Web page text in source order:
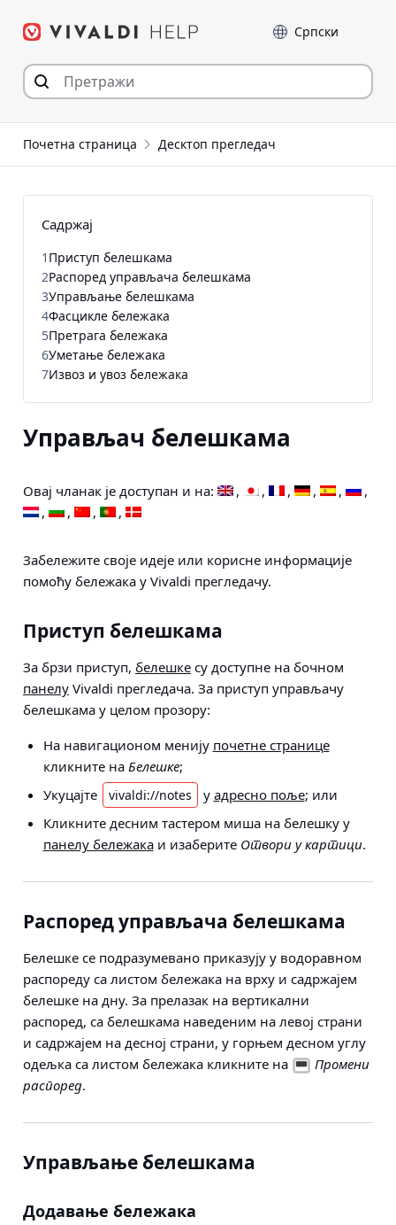
Језик
Почетна страница Десктоп прегледач
Управљач белешкама
Овај чланак је доступан и на:
Забележите своје идеје или корисне информације
помоћу бележака у Vivaldi прегледачу.
Приступ белешкама
За брзи приступ, белешке су доступне на бочном
панелу Vivaldi прегледача. За приступ управљачу
белешкама у целом прозору:
На навигационом менију почетне странице
кликните на Белешке;
Укуцајте
vivaldi://notes у адресно поље; или
Кликните десним тастером миша на белешку у
панелу бележакаи изаберите Отвори у картици.
Распоред управљача белешкама
Белешке се подразумевано приказују у водоравном
распореду са листом бележака на врху и садржајем
белешке на дну. За прелазак на вертикални
распоред, са белешкама наведеним на левој страни
и садржајем на десној страни, у горњем десном углу
одељка са листом бележака кликните на
Промени
распоред.
Управљање белешкама
Додавање бележака
Садржај
1 Приступ белешкама
2Распоред управљача белешкама
3Управљање белешкама
4Фасцикле бележака
5Претрага бележака
6Уметање бележака
7Извоз и увоз бележака